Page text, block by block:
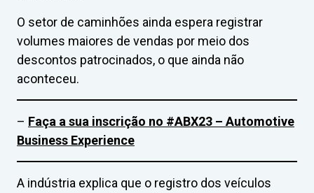
O setor de caminhões ainda espera registrar
volumes maiores de vendas por meio dos
descontos patrocinados, o que ainda não
aconteceu.
– Faça a sua inscrição no #ABX23 – Automotive
Business Experience
A indústria explica que o registro dos veículos